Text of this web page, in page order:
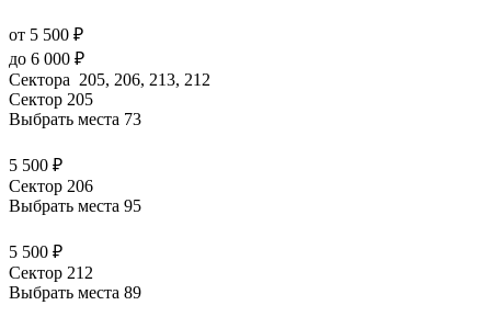
от 5 500 ₽
до 6 000 ₽
Сектора 205, 206, 213, 212
Сектор 205
Выбрать места 73
5 500 ₽
Сектор 206
Выбрать места 95
5 500 ₽
Сектор 212
Выбрать места 89